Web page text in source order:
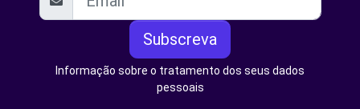
Subscreva
Informação sobre o tratamento dos seus dados
pessoais